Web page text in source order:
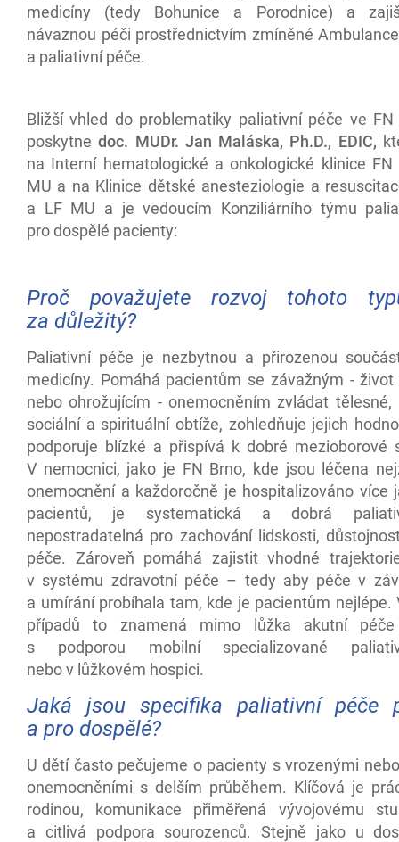
medicíny (tedy Bohunice a Porodnice) a
návaznou péči prostřednictvím zmíněné
a paliativní péče.
Bližší vhled do problematiky paliativní péče ve
poskytnedoc. MUDr. Jan Maláska, Ph.D., EDIC,
na Interní hematologické a onkologické klinice FN
MU a na Klinice dětské anesteziologie a
a LF MU a je vedoucím Konziliárního týmu
pro dospělé pacienty:
Proč považujete rozvoj tohoto
za důležitý?
Paliativní péče je nezbytnou a přirozenou
medicíny. Pomáhá pacientům se závažným -
nebo ohrožujícím - onemocněním zvládat tělesné,
sociální a spirituální obtíže, zohledňuje jejich
podporuje blízké a přispívá k dobré mezioborové
V nemocnici, jako je FN Brno, kde jsou léčena
onemocnění a každoročně je hospitalizováno více
pacientů, je systematická a dobrá
nepostradatelná pro zachování lidskosti,
péče. Zároveň pomáhá zajistit vhodné
v systému zdravotní péče – tedy aby péče v
a umírání probíhala tam, kde je pacientům nejlépe.
případů to znamená mimo lůžka akutní
s podporou mobilní specializované
nebo v lůžkovém hospici.
Jaká jsou specifika paliativní péče
a pro dospělé?
U dětí často pečujeme o pacienty s vrozenými
onemocněními s delším průběhem. Klíčová je
rodinou, komunikace přiměřená vývojovému
a citlivá podpora sourozenců. Stejně jako u